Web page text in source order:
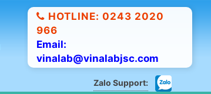
HOTLINE: 0243 2020
966
Email:
vinalab@vinalabjsc.com
Zalo Support: